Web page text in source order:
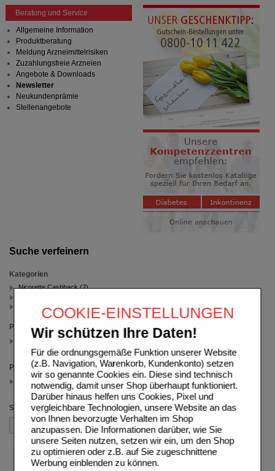
COOKIE-EINSTELLUNGEN
Wir schützen Ihre Daten!
Für die ordnungsgemäße Funktion unserer Website
(z.B. Navigation, Warenkorb, Kundenkonto) setzen
wir so genannte Cookies ein. Diese sind technisch
notwendig, damit unser Shop überhaupt funktioniert.
Darüber hinaus helfen uns Cookies, Pixel und
vergleichbare Technologien, unsere Website an das
von Ihnen bevorzugte Verhalten im Shop
anzupassen. Die Informationen darüber, wie Sie
unsere Seiten nutzen, setzen wir ein, um den Shop
zu optimieren oder z.B. auf Sie zugeschnittene
Werbung einblenden zu können.
Suche verfeinern
Kategorien
Nicorette Cashback (2)
sonstiges (1)
Packungsgröße
105 St
(auswahl entfernen)
Preis
24.00 - 29.99
(auswahl entfernen)
Sortieren nach
Beratung und Service
Allgemeine Information
Produktberatung
Meldung Arzneimittelrisiken
Zuzahlungsfreie Arzneien
Angebote & Downloads
Newsletter
Neukundenprämie
Stellenangebote